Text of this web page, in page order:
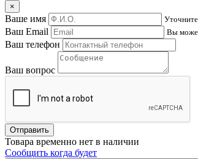
×
Ваше имя
Ваш Email Вы
Ваш телефон
Ваш вопрос
Товара временно нет в наличии
Сообщить когда будет